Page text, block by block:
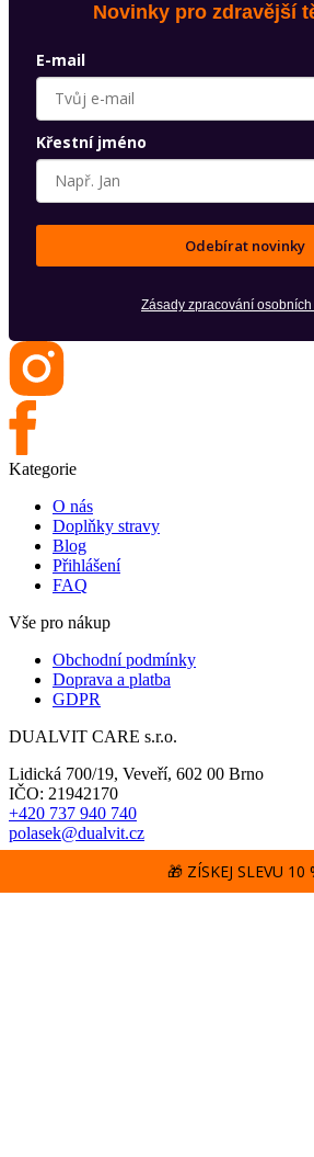
Novinky pro zdravější
E-mail
Křestní jméno
Odebírat novinky
Zásady zpracování
Kategorie
O nás
Doplňky stravy
Blog
Přihlášení
FAQ
Vše pro nákup
Obchodní podmínky
Doprava a platba
GDPR
DUALVIT CARE s.r.o.
Lidická 700/19, Veveří, 602 00 Brno
IČO: 21942170
+420 737 940 740
polasek@dualvit.cz
🎁 ZÍSKEJ SLEVU 10